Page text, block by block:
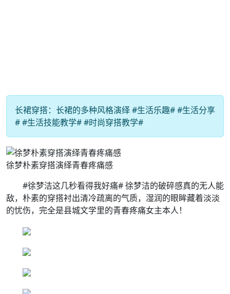
长裙穿搭：长裙的多种风格演绎 #生活乐趣# #生活分享
# #生活技能教学# #时尚穿搭教学#
徐梦朴素穿搭演绎青春疼痛感
#徐梦洁这几秒看得我好痛# 徐梦洁的破碎感真的无人能
敌，朴素的穿搭衬出清冷疏离的气质，湿润的眼眸藏着淡淡
的忧伤，完全是县城文学里的青春疼痛女主本人！